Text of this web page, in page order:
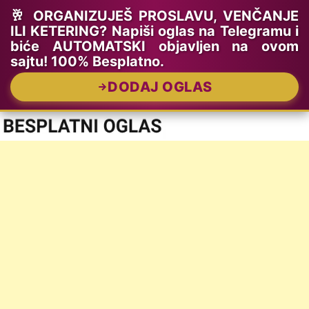
🥂 ORGANIZUJEŠ PROSLAVU, VENČANJE
ILI KETERING? Napiši oglas na Telegramu i
biće AUTOMATSKI objavljen na ovom
sajtu! 100% Besplatno.
DODAJ OGLAS